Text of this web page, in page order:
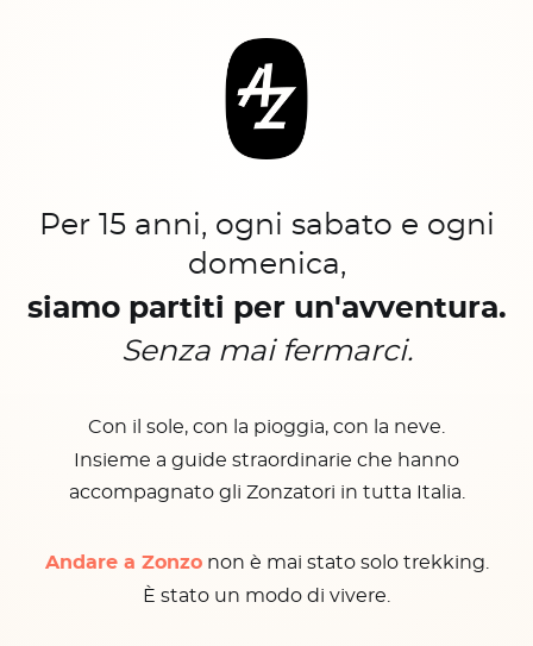
Per 15 anni, ogni sabato e ogni
domenica,
siamo partiti per un'avventura.
Senza mai fermarci.
Con il sole, con la pioggia, con la neve.
Insieme a guide straordinarie che hanno
accompagnato gli Zonzatori in tutta Italia.
Andare a Zonzonon è mai stato solo trekking.
È stato un modo di vivere.